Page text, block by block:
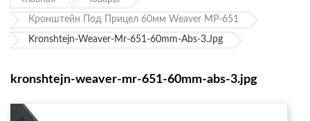
Кронштейн Под Прицел 60мм Weaver МР-651
Kronshtejn-Weaver-Mr-651-60mm-Abs-3.jpg
kronshtejn-weaver-mr-651-60mm-abs-3.jpg